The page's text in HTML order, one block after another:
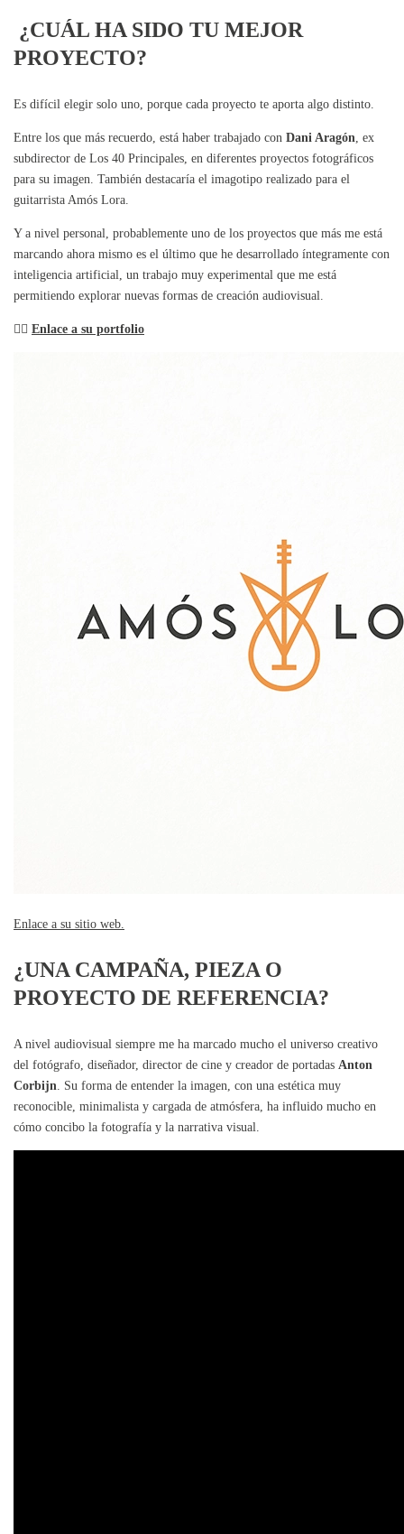
¿CUÁL HA SIDO TU MEJOR
PROYECTO?
Es difícil elegir solo uno, porque cada proyecto te aporta algo distinto.
Entre los que más recuerdo, está haber trabajado con Dani Aragón , ex
subdirector de Los 40 Principales, en diferentes proyectos fotográficos
para su imagen. También destacaría el imagotipo realizado para el
guitarrista Amós Lora.
Y a nivel personal, probablemente uno de los proyectos que más me está
marcando ahora mismo es el último que he desarrollado íntegramente con
inteligencia artificial, un trabajo muy experimental que me está
permitiendo explorar nuevas formas de creación audiovisual.
👉🏼 Enlace a su portfolio
Enlace a su sitio web.
¿UNA CAMPAÑA, PIEZA O
PROYECTO DE REFERENCIA?
A nivel audiovisual siempre me ha marcado mucho el universo creativo
del fotógrafo, diseñador, director de cine y creador de portadas Anton
Corbijn . Su forma de entender la imagen, con una estética muy
reconocible, minimalista y cargada de atmósfera, ha influido mucho en
cómo concibo la fotografía y la narrativa visual.